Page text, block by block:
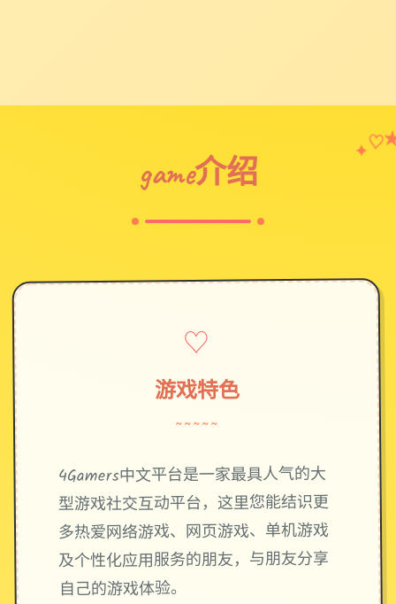
game介绍
✦♡
♡
游戏特色
~~~~~
4Gamers中文平台是一家最具人气的大
型游戏社交互动平台，这里您能结识更
多热爱网络游戏、网页游戏、单机游戏
及个性化应用服务的朋友，与朋友分享
自己的游戏体验。